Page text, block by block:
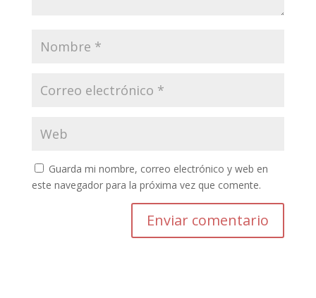
Guarda mi nombre, correo electrónico y web en
este navegador para la próxima vez que comente.
Enviar comentario